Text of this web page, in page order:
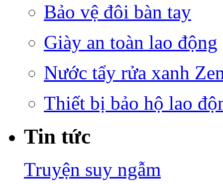
Bảo vệ đôi bàn tay
Giày an toàn lao động
Nước tẩy rửa xanh
Thiết bị bảo hộ lao
Tin tức
Truyện suy ngẫm